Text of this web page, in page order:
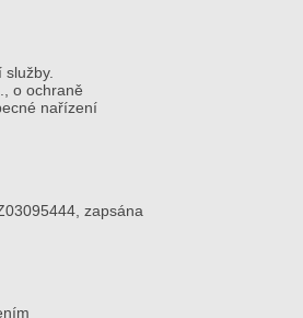
o ochraně
nařízení
zapsána